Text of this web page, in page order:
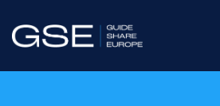
content